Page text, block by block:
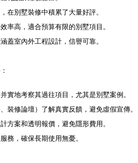
在別墅裝修中積累了大量好評。
率高，適合預算有限的別墅項目。
蓋室內外工程設計，信譽可靠。
實地考察其過往項目，尤其是別墅案例。
裝修論壇）了解真實反饋，避免虛假宣傳。
方案和透明報價，避免隱形費用。
務，確保長期使用無憂。